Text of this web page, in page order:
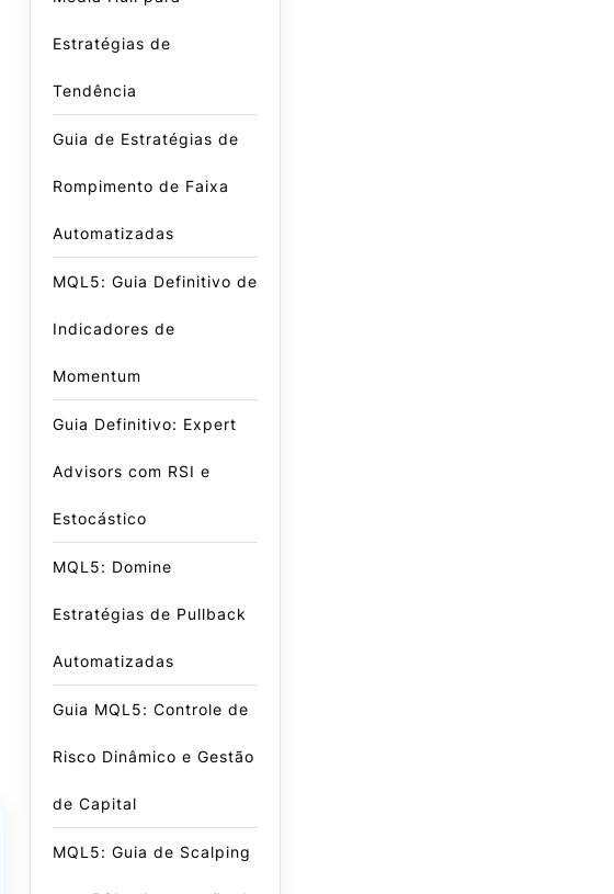
Estratégias de
Tendência
Guia de Estratégias de
Rompimento de Faixa
Automatizadas
MQL5: Guia Definitivo de
Indicadores de
Momentum
Guia Definitivo: Expert
Advisors com RSI e
Estocástico
MQL5: Domine
Estratégias de Pullback
Automatizadas
Guia MQL5: Controle de
Risco Dinâmico e Gestão
de Capital
MQL5: Guia de Scalping